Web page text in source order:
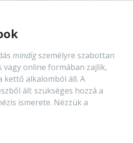
mindigszemélyre szabottan
vagy online formában zajlik,
kettő alkalomból áll. A
áll: szükséges hozzá a
ismerete. Nézzük a